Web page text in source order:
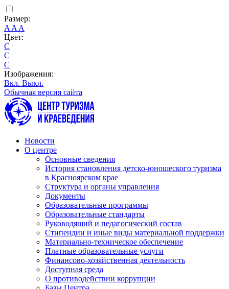
Размер:
A A A
Цвет:
C
C
C
Изображения:
Вкл. Выкл.
Обычная версия сайта
Новости
О центре
Основные сведения
История становления детско-юношеского туризма
в Красноярском крае
Структура и органы управления
Документы
Образовательные программы
Образовательные стандарты
Руководящий и педагогический состав
Стипендии и иные виды материальной поддержки
Материально-техническое обеспечение
Платные образовательные услуги
Финансово-хозяйственная деятельность
Доступная среда
О противодействии коррупции